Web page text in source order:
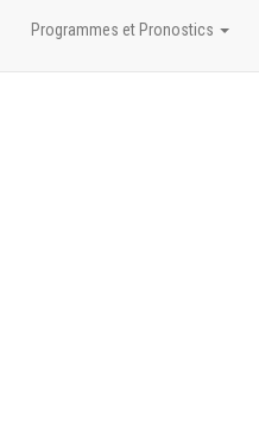
Programmes et Pronostics